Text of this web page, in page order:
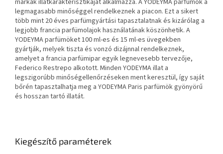
márkák illatkarakterisztikáját alkalmazza. A YODEYMA parfümök a
legmagasabb minőséggel rendelkeznek a piacon. Ezt a sikert
több mint 20 éves parfümgyártási tapasztalatnak és kizárólag a
legjobb francia parfümolajok használatának köszönhetik. A
YODEYMA parfümöket 100 ml-es és 15 ml-es üvegekben
gyártják, melyek tiszta és vonzó dizájnnal rendelkeznek,
amelyet a francia parfümipar egyik legnevesebb tervezője,
Federico Restrepo alkotott. Minden YODEYMA illat a
legszigorúbb minőségellenőrzéseken ment keresztül, így saját
bőrén tapasztalhatja meg a YODEYMA Paris parfümök gyönyörű
és hosszan tartó illatát.
Kiegészítő paraméterek